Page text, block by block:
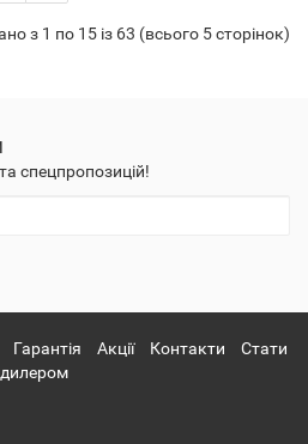
з 1 по 15 із 63 (всього 5 сторінок)
спецпропозицій!
Гарантія Акції Контакти
Стати
дилером